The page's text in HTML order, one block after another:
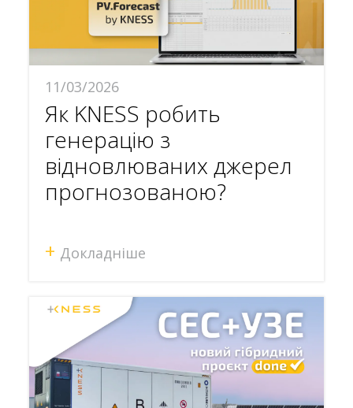
11/03/2026
Як KNESS робить
генерацію з
відновлюваних джерел
прогнозованою?
+ Докладніше